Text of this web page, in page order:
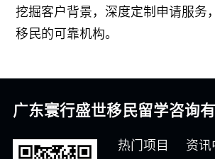
挖掘客户背景，深度定制申请服务
移民的可靠机构。
广东寰行盛世移民留学咨询
热门项目 资讯